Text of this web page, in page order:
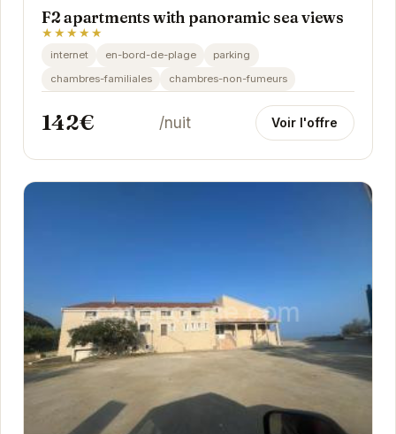
F2 apartments with panoramic sea views
★★★★★
internet en-bord-de-plage
parking
chambres-familiales
chambres-non-fumeurs
142€ /nuit Voir l'offre